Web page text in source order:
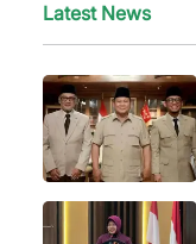
Latest News